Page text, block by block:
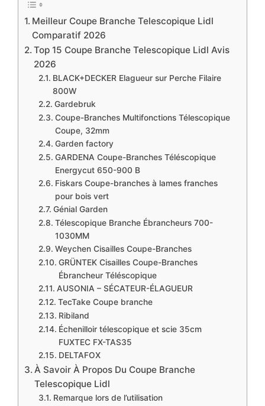
Meilleur Coupe Branche Telescopique Lidl
Comparatif 2026
Top 15 Coupe Branche Telescopique Lidl Avis
2026
BLACK+DECKER Elagueur sur Perche Filaire
800W
Gardebruk
Coupe-Branches Multifonctions Télescopique
Coupe, 32mm
Garden factory
GARDENA Coupe-Branches Téléscopique
Energycut 650-900 B
Fiskars Coupe-branches à lames franches
pour bois vert
Génial Garden
Télescopique Branche Ébrancheurs 700-
1030MM
Weychen Cisailles Coupe-Branches
GRÜNTEK Cisailles Coupe-Branches
Ébrancheur Téléscopique
AUSONIA – SÉCATEUR-ÉLAGUEUR
TecTake Coupe branche
Ribiland
Échenilloir télescopique et scie 35cm
FUXTEC FX-TAS35
DELTAFOX
À Savoir À Propos Du Coupe Branche
Telescopique Lidl
Remarque lors de l’utilisation